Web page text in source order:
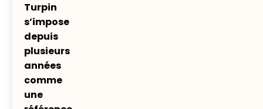
Turpin
s’impose
depuis
plusieurs
années
comme
une